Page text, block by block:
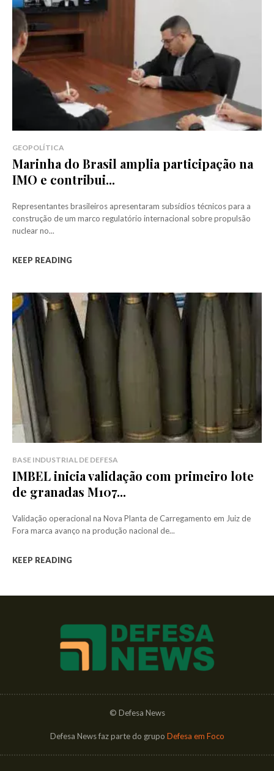
GEOPOLÍTICA
Marinha do Brasil amplia participação na
IMO e contribui...
Representantes brasileiros apresentaram subsídios técnicos para a
construção de um marco regulatório internacional sobre propulsão
nuclear no...
KEEP READING
BASE INDUSTRIAL DE DEFESA
IMBEL inicia validação com primeiro lote
de granadas M107...
Validação operacional na Nova Planta de Carregamento em Juiz de
Fora marca avanço na produção nacional de...
KEEP READING
© Defesa News
Defesa News faz parte do grupo Defesa em Foco